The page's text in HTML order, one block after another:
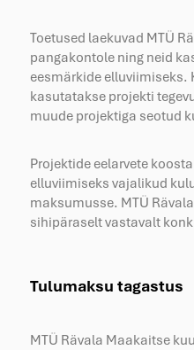
Toetused laekuvad MTÜ
pangakontole ning neid
eesmärkide elluviimiseks.
kasutatakse projekti
muude projektiga seotud
Projektide eelarvete
elluviimiseks vajalikud
maksumusse. MTÜ
sihipäraselt vastavalt
Tulumaksu tagastus
MTÜ Rävala Maakaitse